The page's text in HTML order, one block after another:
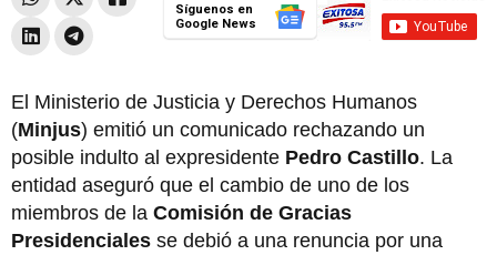
Síguenos en
Google News
El Ministerio de Justicia y Derechos Humanos
(Minjus) emitió un comunicado rechazando un
posible indulto al expresidente Pedro Castillo. La
entidad aseguró que el cambio de uno de los
miembros de la Comisión de Gracias
Presidenciales se debió a una renuncia por una